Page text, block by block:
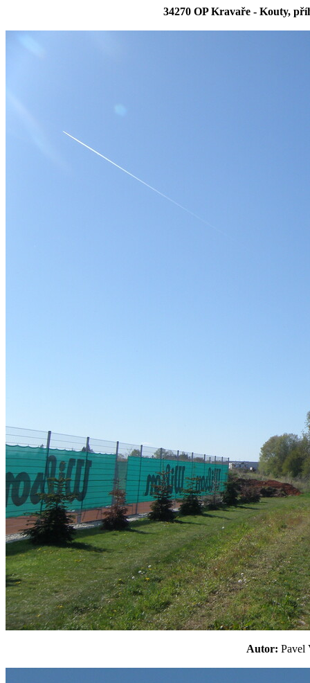
34270 OP Kravaře - Kouty,
Autor: